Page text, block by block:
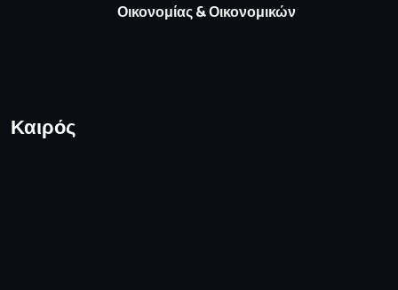
Οικονομίας & Οικονομικών
Καιρός